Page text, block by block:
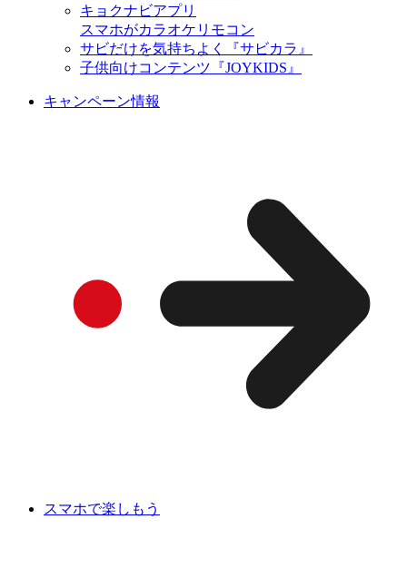
キョクナビアプリ
スマホがカラオケリモコン
サビだけを気持ちよく『サビカラ』
子供向けコンテンツ『JOYKIDS』
キャンペーン情報
スマホで楽しもう